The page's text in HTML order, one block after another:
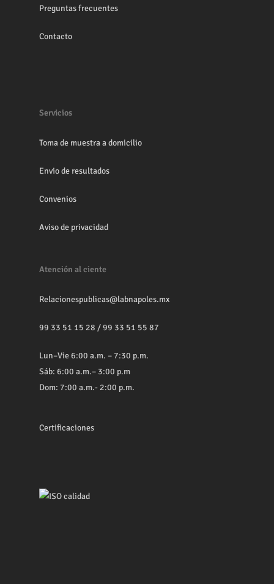
Preguntas frecuentes
Contacto
Servicios
Toma de muestra a domicilio
Envio de resultados
Convenios
Aviso de privacidad
Atención al ciente
Relacionespublicas@labnapoles.mx
99 33 51 15 28 /99 33 51 55 87
Lun–Vie 6:00 a.m. – 7:30 p.m.
Sáb: 6:00 a.m.– 3:00 p.m
Dom: 7:00 a.m.- 2:00 p.m.
Certificaciones